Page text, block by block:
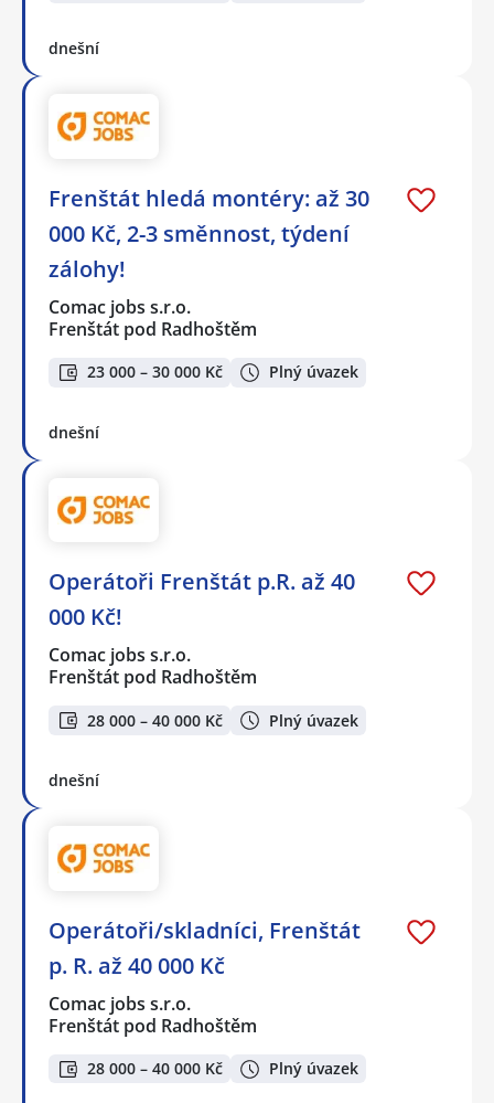
dnešní
Frenštát hledá montéry: až 30
000 Kč, 2-3 směnnost, týdení
zálohy!
Comac jobs s.r.o.
Frenštát pod Radhoštěm
23 000 – 30 000 Kč Plný úvazek
dnešní
Operátoři Frenštát p.R. až 40
000 Kč!
Comac jobs s.r.o.
Frenštát pod Radhoštěm
28 000 – 40 000 Kč Plný úvazek
dnešní
Operátoři/skladníci, Frenštát
p. R. až 40 000 Kč
Comac jobs s.r.o.
Frenštát pod Radhoštěm
28 000 – 40 000 Kč Plný úvazek